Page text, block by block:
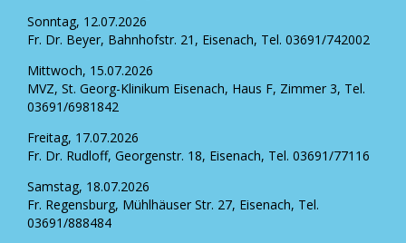
Sonntag, 12.07.2026
Fr. Dr. Beyer, Bahnhofstr. 21, Eisenach, Tel. 03691/742002
Mittwoch, 15.07.2026
MVZ, St. Georg-Klinikum Eisenach, Haus F, Zimmer 3, Tel.
03691/6981842
Freitag, 17.07.2026
Fr. Dr. Rudloff, Georgenstr. 18, Eisenach, Tel. 03691/77116
Samstag, 18.07.2026
Fr. Regensburg, Mühlhäuser Str. 27, Eisenach, Tel.
03691/888484